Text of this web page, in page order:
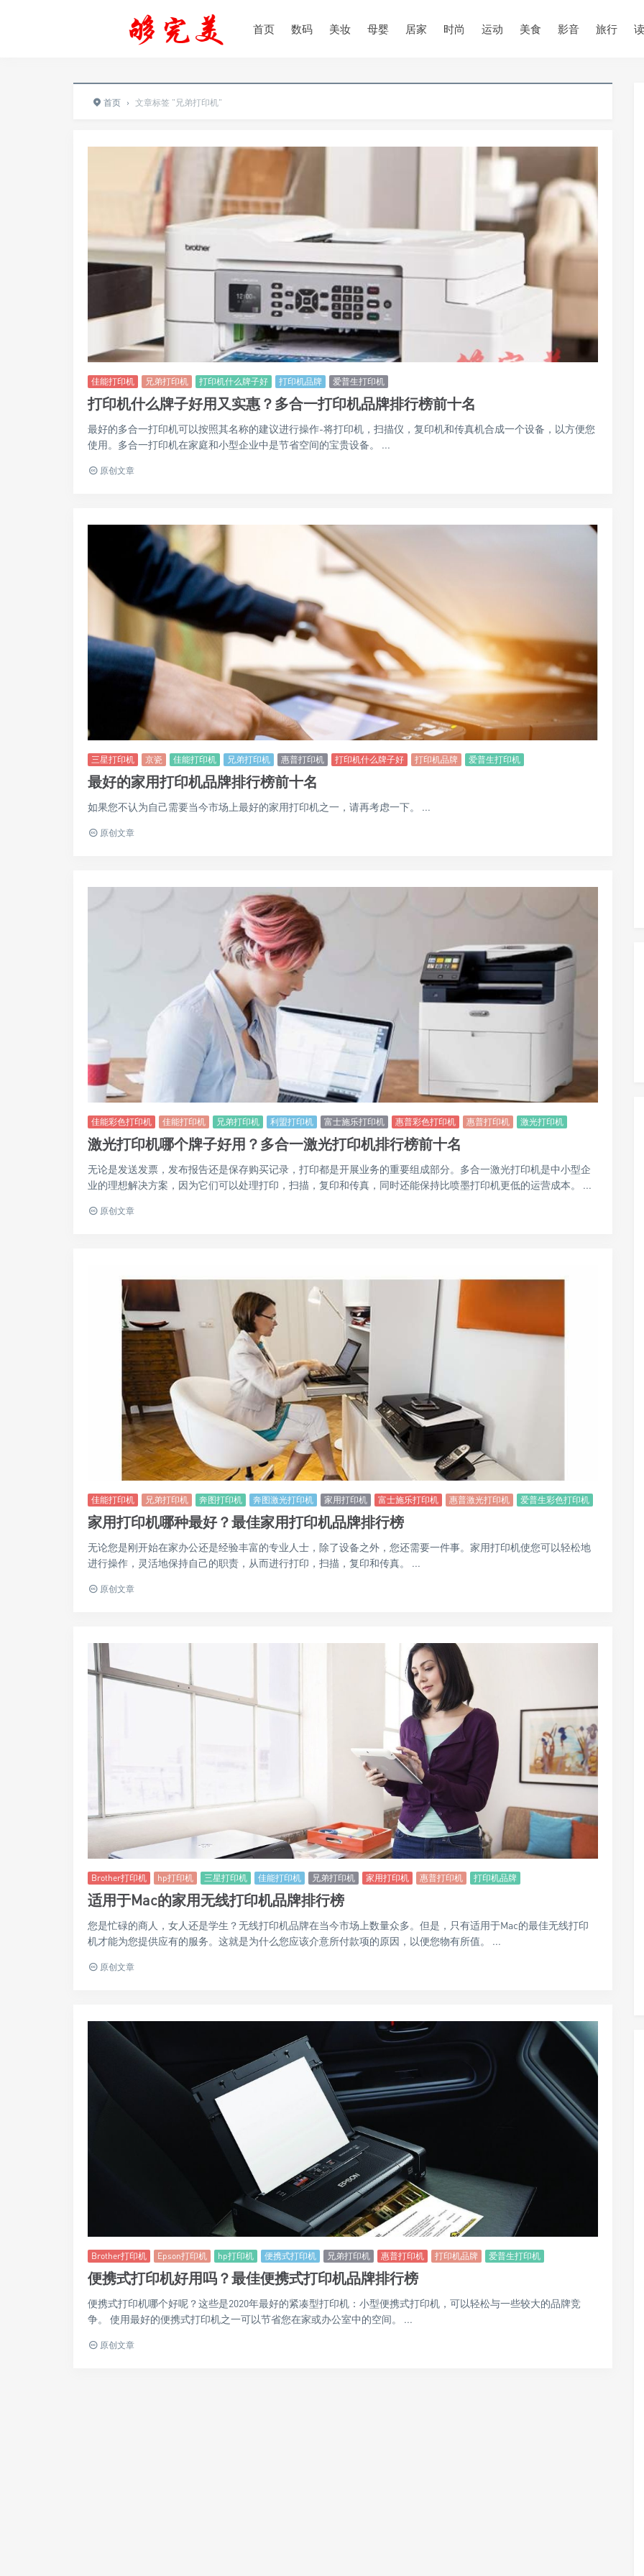
首页 数码 美妆 母婴 居家 时尚 运动 美食 影音 旅行
首页 › 文章标签 "兄弟打印机"
佳能打印机 兄弟打印机 打印机什么牌子好 打印机品牌 爱普生打印机
打印机什么牌子好用又实惠？多合一打印机品牌排行榜前十名
最好的多合一打印机可以按照其名称的建议进行操作-将打印机，扫描仪，复印机和传真机合成一个设备，以方便您
使用。多合一打印机在家庭和小型企业中是节省空间的宝贵设备。 ...
原创文章
三星打印机 京瓷 佳能打印机 兄弟打印机 惠普打印机 打印机什么牌子好 打印机品牌 爱普生打印机
最好的家用打印机品牌排行榜前十名
如果您不认为自己需要当今市场上最好的家用打印机之一，请再考虑一下。 ...
原创文章
佳能彩色打印机 佳能打印机 兄弟打印机 利盟打印机 富士施乐打印机 惠普彩色打印机 惠普打印机 激光打印机
激光打印机哪个牌子好用？多合一激光打印机排行榜前十名
无论是发送发票，发布报告还是保存购买记录，打印都是开展业务的重要组成部分。多合一激光打印机是中小型企
业的理想解决方案，因为它们可以处理打印，扫描，复印和传真，同时还能保持比喷墨打印机更低的运营成本。 ...
原创文章
佳能打印机 兄弟打印机 奔图打印机 奔图激光打印机 家用打印机 富士施乐打印机 惠普激光打印机 爱普生彩色打印机
家用打印机哪种最好？最佳家用打印机品牌排行榜
无论您是刚开始在家办公还是经验丰富的专业人士，除了设备之外，您还需要一件事。家用打印机使您可以轻松地
进行操作，灵活地保持自己的职责，从而进行打印，扫描，复印和传真。 ...
原创文章
Brother打印机 hp打印机 三星打印机 佳能打印机 兄弟打印机 家用打印机 惠普打印机 打印机品牌
适用于Mac的家用无线打印机品牌排行榜
您是忙碌的商人，女人还是学生？无线打印机品牌在当今市场上数量众多。但是，只有适用于Mac的最佳无线打印
机才能为您提供应有的服务。这就是为什么您应该介意所付款项的原因，以便您物有所值。 ...
原创文章
Brother打印机 Epson打印机 hp打印机 便携式打印机 兄弟打印机 惠普打印机 打印机品牌 爱普生打印机
便携式打印机好用吗？最佳便携式打印机品牌排行榜
便携式打印机哪个好呢？这些是2020年最好的紧凑型打印机：小型便携式打印机，可以轻松与一些较大的品牌竞
争。 使用最好的便携式打印机之一可以节省您在家或办公室中的空间。 ...
原创文章